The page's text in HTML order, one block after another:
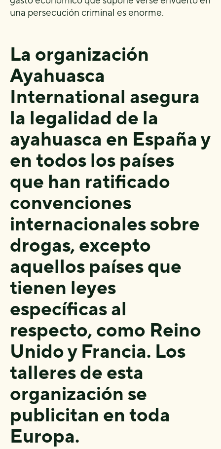
una persecución criminal es enorme.
La organización
Ayahuasca
International asegura
la legalidad de la
ayahuasca en España y
en todos los países
que han ratificado
convenciones
internacionales sobre
drogas, excepto
aquellos países que
tienen leyes
específicas al
respecto, como Reino
Unido y Francia. Los
talleres de esta
organización se
publicitan en toda
Europa.